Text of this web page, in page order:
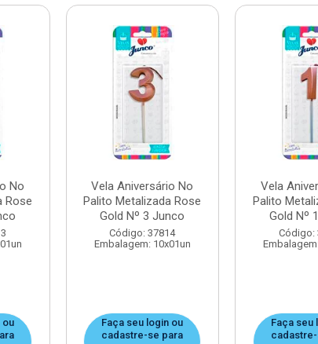
No
Rose
ou
Vela Aniversário No
Palito Metalizada Rose
Gold Nº 3 Junco
Código: 37814
Embalagem: 10x01un
Faça seu login ou
cadastre-se para
Vela
Palito
Gold Nº
Código:
Faça seu